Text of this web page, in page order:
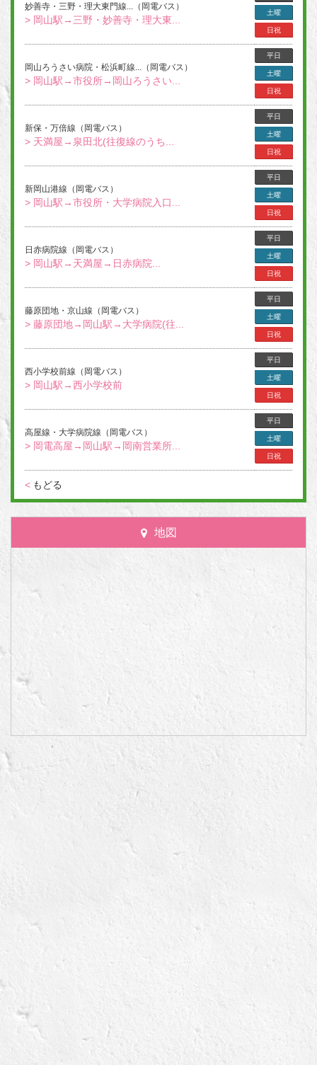
妙善寺・三野・理大東門線...（岡電バス）
> 岡山駅→三野・妙善寺・理大東...
土曜
日祝
岡山ろうさい病院・松浜町線...（岡電バス）
> 岡山駅→市役所→岡山ろうさい...
平日
土曜
日祝
新保・万倍線（岡電バス）
> 天満屋→泉田北(往復線のうち...
平日
土曜
日祝
新岡山港線（岡電バス）
> 岡山駅→市役所・大学病院入口...
平日
土曜
日祝
日赤病院線（岡電バス）
> 岡山駅→天満屋→日赤病院...
平日
土曜
日祝
藤原団地・京山線（岡電バス）
> 藤原団地→岡山駅→大学病院(往...
平日
土曜
日祝
西小学校前線（岡電バス）
> 岡山駅→西小学校前
平日
土曜
日祝
高屋線・大学病院線（岡電バス）
> 岡電高屋→岡山駅→岡南営業所...
平日
土曜
日祝
< もどる
地図